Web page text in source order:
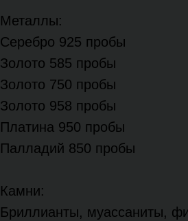
Металлы:
Серебро 925 пробы
Золото 585 пробы
Золото 750 пробы
Золото 958 пробы
Платина 950 пробы
Палладий 850 пробы
Камни:
Бриллианты, муассаниты,